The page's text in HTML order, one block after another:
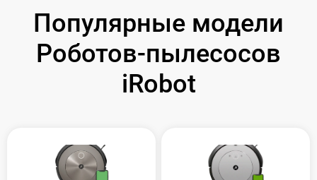
Популярные модели
Роботов-пылесосов
iRobot